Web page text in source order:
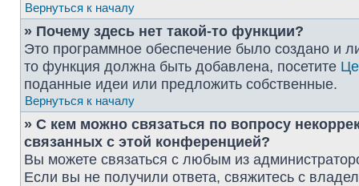
Вернуться к началу
» Почему здесь нет такой-то функции?
Это программное обеспечение было создано и
то функция должна быть добавлена, посетите
поданные идеи или предложить собственные.
Вернуться к началу
» С кем можно связаться по вопросу
связанных с этой конференцией?
Вы можете связаться с любым из
Если вы не получили ответа, свяжитесь с